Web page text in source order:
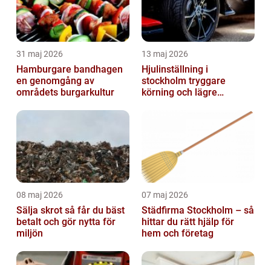
31 maj 2026
Hamburgare bandhagen
en genomgång av
områdets burgarkultur
13 maj 2026
Hjulinställning i
stockholm tryggare
körning och lägre
08 maj 2026
Sälja skrot så får du bäst
betalt och gör nytta för
miljön
07 maj 2026
Städfirma Stockholm – så
hittar du rätt hjälp för
hem och företag